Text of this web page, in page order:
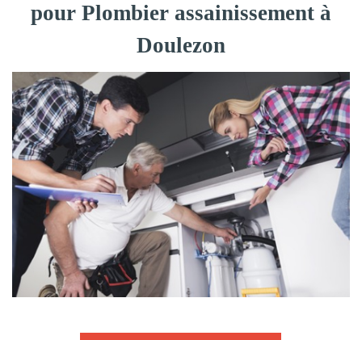
pour Plombier assainissement à
Doulezon